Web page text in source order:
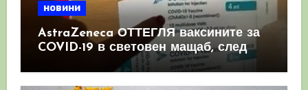
новини
AstraZeneca ОТТЕГЛЯ ваксините за
COVID-19 в световен мащаб, след
като призна, че те причиняват